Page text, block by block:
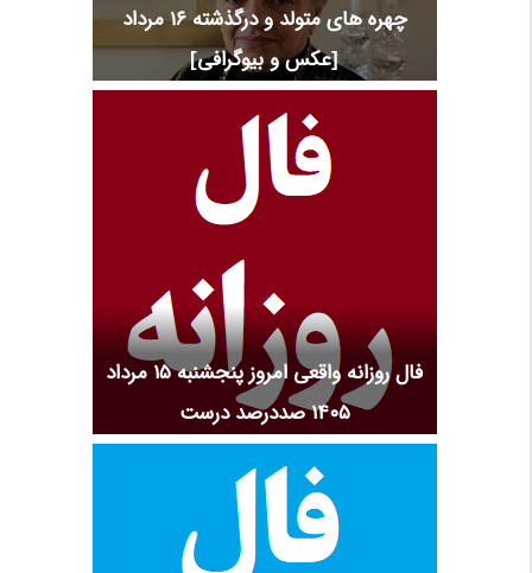
چهره های متولد و درگذشته 16 مرداد
[عکس و بیوگرافی]
فال روزانه واقعی امروز پنجشنبه ۱۵ مرداد
۱۴۰۵ صددرصد درست